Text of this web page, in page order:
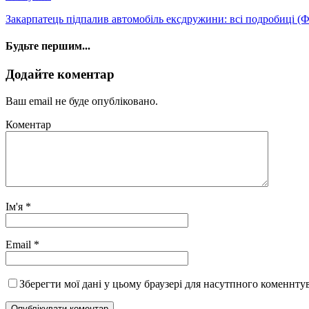
Закарпатець підпалив автомобіль ексдружини: всі подробиці
Будьте першим...
Додайте коментар
Ваш email не буде опубліковано.
Коментар
Ім'я *
Email *
Зберегти мої дані у цьому браузері для насутпного